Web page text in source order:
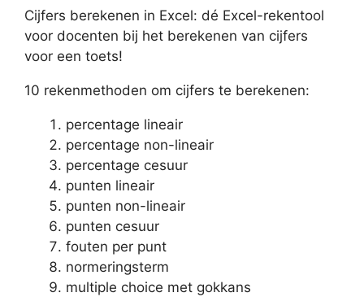
tot
€99,13
Cijfers berekenen in Excel: dé Excel-rekentool
voor docenten bij het berekenen van cijfers
voor een toets!
10 rekenmethoden om cijfers te berekenen:
percentage lineair
percentage non-lineair
percentage cesuur
punten lineair
punten non-lineair
punten cesuur
fouten per punt
normeringsterm
multiple choice met gokkans